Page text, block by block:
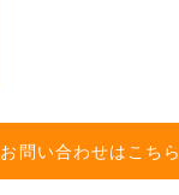
お問い合わせはこちら